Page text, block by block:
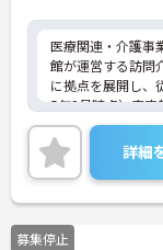
医療関連・介護事
館が運営する訪問
に拠点を展開し、
5年2月時点）安定
い方に最適な環境
年、シニア世代と
様々なシフトバリ
テージに合わせた
味のある方には、
細をお話しします
詳細
募集停止